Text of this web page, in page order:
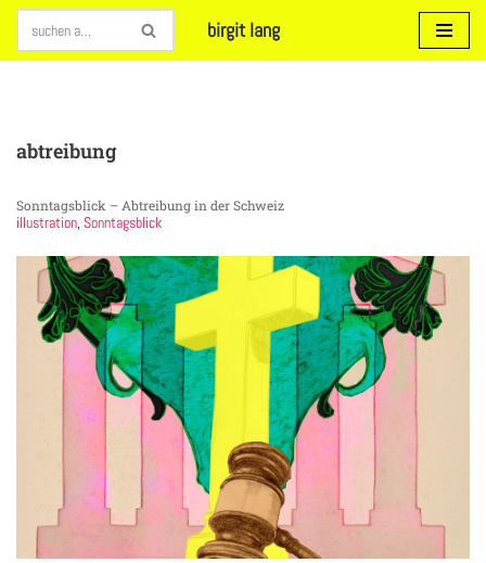
Zum
birgit lang
abtreibung
Sonntagsblick – Abtreibung in der Schweiz
illustration, Sonntagsblick